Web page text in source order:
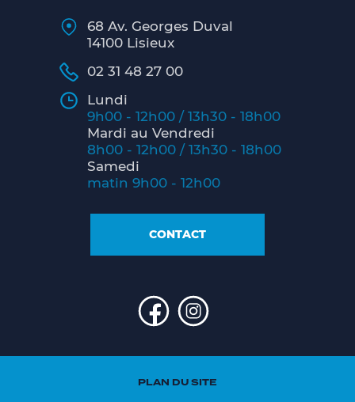
68 Av. Georges Duval
14100 Lisieux
02 31 48 27 00
Lundi
9h00 - 12h00 / 13h30 - 18h00
Mardi au Vendredi
8h00 - 12h00 / 13h30 - 18h00
Samedi
matin 9h00 - 12h00
CONTACT
PLAN DU SITE